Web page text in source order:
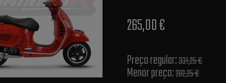
265,00 €
Preço regular:331,25 €
Menor preço:282,25 €